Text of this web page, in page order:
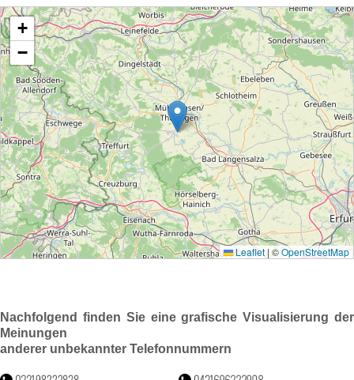
Nachfolgend finden Sie eine grafische Visualisierung der
Meinungen
anderer unbekannter Telefonnummern